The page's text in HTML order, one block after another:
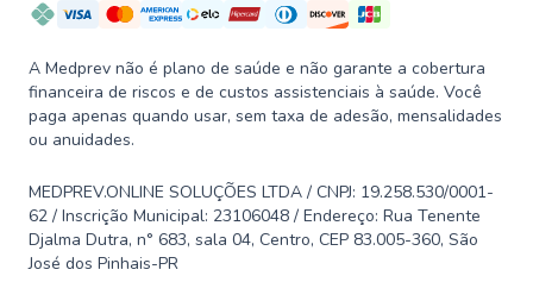
A Medprev não é plano de saúde e não garante a cobertura
financeira de riscos e de custos assistenciais à saúde. Você
paga apenas quando usar, sem taxa de adesão, mensalidades
ou anuidades.
MEDPREV.ONLINE SOLUÇÕES LTDA / CNPJ: 19.258.530/0001-
62 / Inscrição Municipal: 23106048 / Endereço: Rua Tenente
Djalma Dutra, n° 683, sala 04, Centro, CEP 83.005-360, São
José dos Pinhais-PR